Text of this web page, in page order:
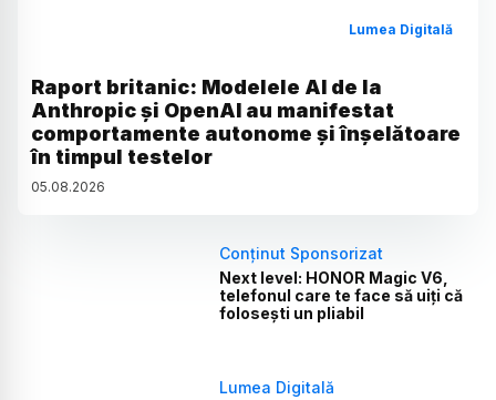
Lumea Digitală
Raport britanic: Modelele AI de la
Anthropic și OpenAI au manifestat
comportamente autonome și înșelătoare
în timpul testelor
05.08.2026
Conținut Sponsorizat
Next level: HONOR Magic V6,
telefonul care te face să uiți că
folosești un pliabil
Lumea Digitală